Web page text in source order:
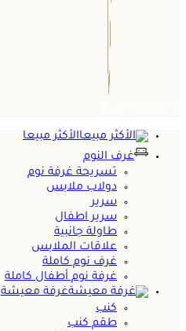
الأكثر مبيعا
غرف النوم
تسريحة غرفة نوم
دولاب ملابس
سرير
سرير اطفال
طاولة جانبية
علاقات الملابس
غرف نوم كاملة
غرفة نوم أطفال كاملة
غرفة معيشة
كنب
طقم كنب